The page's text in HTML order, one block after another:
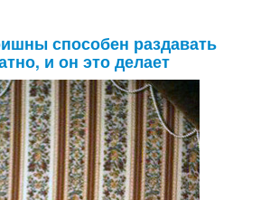
способен раздавать
и он это делает